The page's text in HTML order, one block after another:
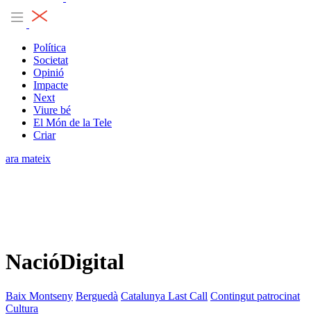
Política
Societat
Opinió
Impacte
Next
Viure bé
El Món de la Tele
Criar
ara mateix
NacióDigital
Baix Montseny Berguedà Catalunya Last Call Contingut patrocinat
Cultura